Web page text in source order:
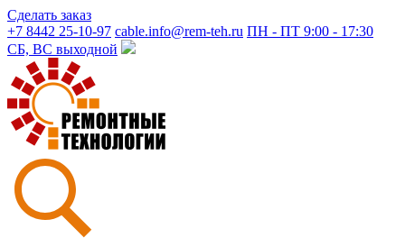
Сделать заказ
+7 8442 25-10-97 cable.info@rem-teh.ru ПН - ПТ 9:00 - 17:30
СБ, ВС выходной